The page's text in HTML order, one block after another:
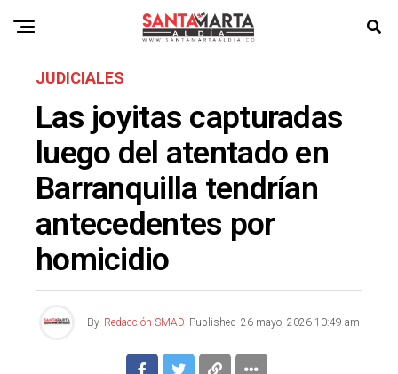
JUDICIALES
Las joyitas capturadas
luego del atentado en
Barranquilla tendrían
antecedentes por
homicidio
By Redacción SMAD Published 26 mayo, 2026 10:49 am